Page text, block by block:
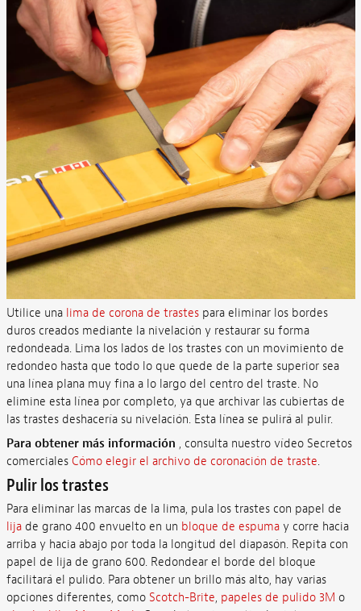
Utilice una lima de corona de trastespara eliminar los bordes
duros creados mediante la nivelación y restaurar su forma
redondeada. Lima los lados de los trastes con un movimiento de
redondeo hasta que todo lo que quede de la parte superior sea
una línea plana muy fina a lo largo del centro del traste. No
elimine esta línea por completo, ya que archivar las cubiertas de
las trastes deshacería su nivelación. Esta línea se pulirá al pulir.
Para obtener más información , consulta nuestro vídeo Secretos
comerciales Cómo elegir el archivo de coronación de traste.
Pulir los trastes
Para eliminar las marcas de la lima, pula los trastes con papel de
lijade grano 400 envuelto en un bloque de espumay corre hacia
arriba y hacia abajo por toda la longitud del diapasón. Repita con
papel de lija de grano 600. Redondear el borde del bloque
facilitará el pulido. Para obtener un brillo más alto, hay varias
opciones diferentes, como Scotch-Brite, papeles de pulido 3M o